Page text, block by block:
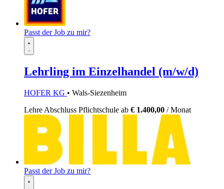
Passt der Job zu mir?
Lehrling im Einzelhandel (m/w/d)
HOFER KG • Wals-Siezenheim
Lehre Abschluss Pflichtschule ab € 1.400,00 / Monat
Passt der Job zu mir?